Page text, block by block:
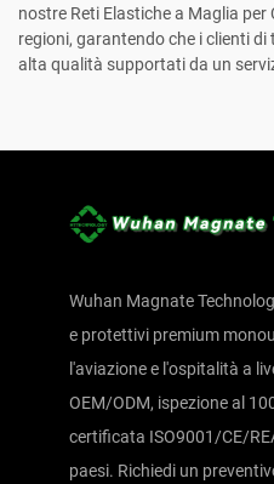
nostre Reti Elastiche a Maglia
regioni, garantendo che i clienti
alta qualità supportati da un
Wuhan Magnate
e protettivi premium
l'aviazione e l'ospitalità a
OEM/ODM, ispezione al
certificata ISO9001/CE/
paesi. Richiedi un